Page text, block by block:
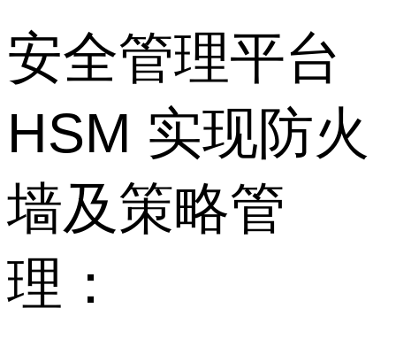
安全管理平台
HSM 实现防火
墙及策略管
理：